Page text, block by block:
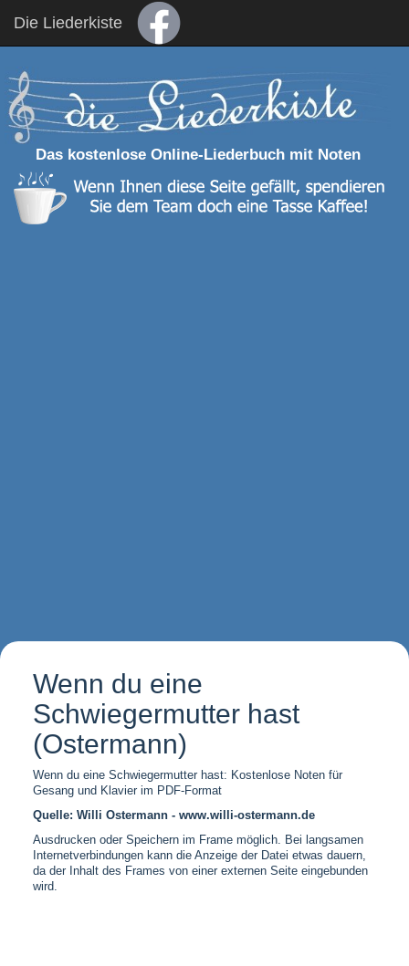
Die Liederkiste
Das kostenlose Online-Liederbuch mit Noten
Wenn du eine
Schwiegermutter hast
(Ostermann)
Wenn du eine Schwiegermutter hast: Kostenlose Noten für
Gesang und Klavier im PDF-Format
Quelle: Willi Ostermann - www.willi-ostermann.de
Ausdrucken oder Speichern im Frame möglich. Bei langsamen
Internetverbindungen kann die Anzeige der Datei etwas dauern,
da der Inhalt des Frames von einer externen Seite eingebunden
wird.